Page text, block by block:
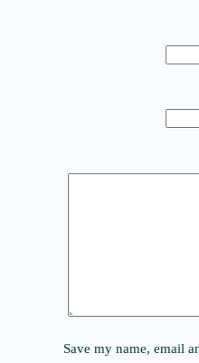
Save my name, email